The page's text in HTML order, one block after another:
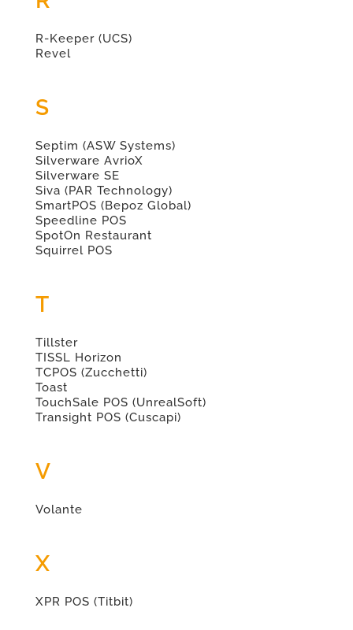
R-Keeper (UCS)
Revel
S
Septim (ASW Systems)
Silverware AvrioX
Silverware SE
Siva (PAR Technology)
SmartPOS (Bepoz Global)
Speedline POS
SpotOn Restaurant
Squirrel POS
T
Tillster
TISSL Horizon
TCPOS (Zucchetti)
Toast
TouchSale POS (UnrealSoft)
Transight POS (Cuscapi)
V
Volante
X
XPR POS (Titbit)